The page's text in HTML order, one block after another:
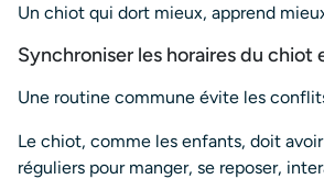
Un chiot qui dort mieux, apprend
Synchroniser les horaires du chiot
Une routine commune évite les
Le chiot, comme les enfants, doit
réguliers pour manger, se reposer,